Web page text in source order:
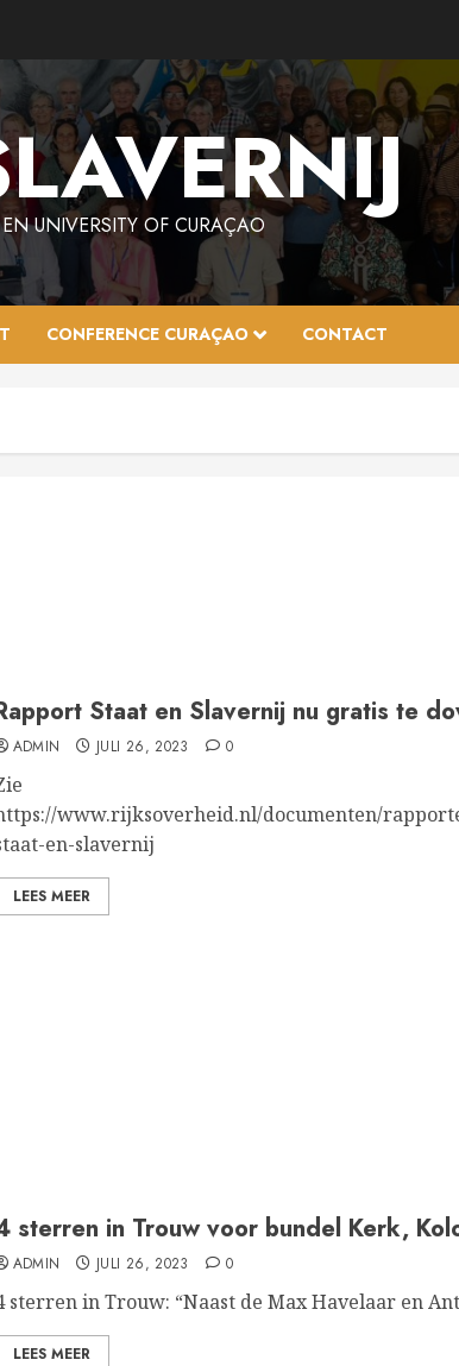
UNIVERSITY OF CURAÇAO
CONFERENCE CURAÇAO CONTACT
Staat en Slavernij nu gratis te
ADMIN JULI 26, 2023 0
www.rijksoverheid.nl/documenten/
en-slavernij
LEES MEER
sterren in Trouw voor bundel Kerk,
ADMIN JULI 26, 2023 0
sterren in Trouw: “Naast de Max Havelaar en
LEES MEER